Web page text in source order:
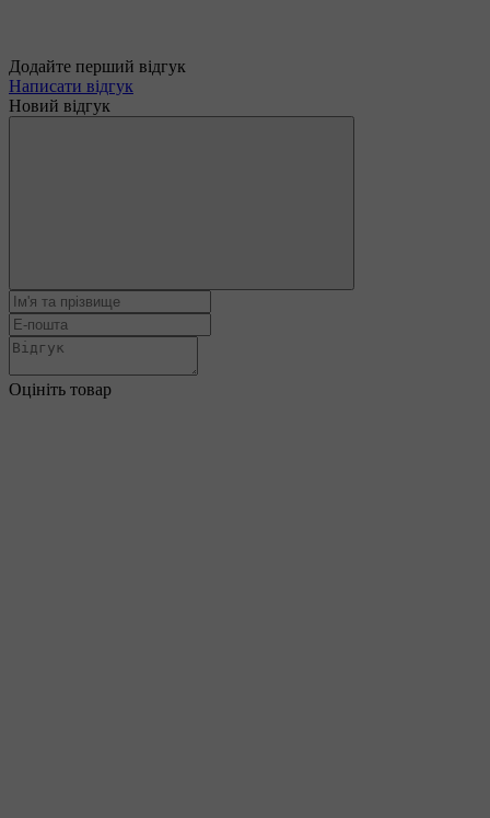
Додайте перший відгук
Написати відгук
Новий відгук
Оцініть товар